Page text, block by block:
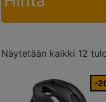
Näytetään kaikki 12
-